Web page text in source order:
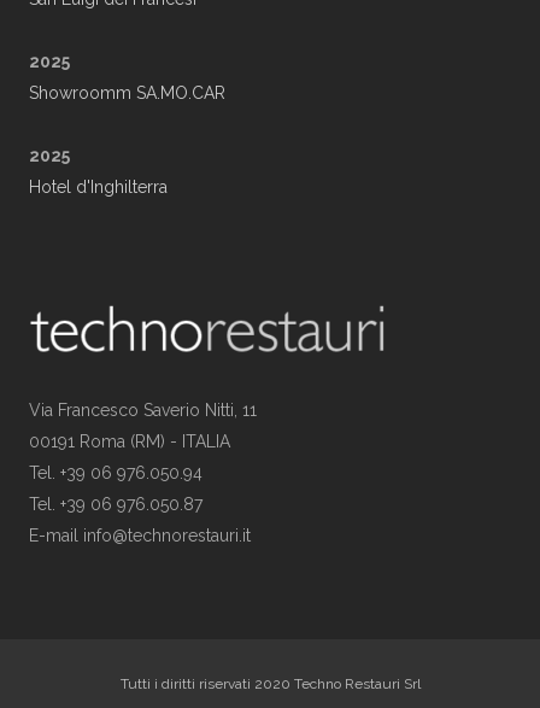
2025
Showroomm SA.MO.CAR
2025
Hotel d'Inghilterra
Via Francesco Saverio Nitti, 11
00191 Roma (RM) - ITALIA
Tel. +39 06 976.050.94
Tel. +39 06 976.050.87
E-mail info@technorestauri.it
Tutti i diritti riservati 2020 Techno Restauri Srl